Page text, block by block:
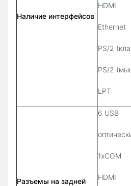
Наличие интерфейсов
HDMI
Ethernet
PS/2
PS/2
LPT
Разъемы на задней
6 USB
1xCOM
HDMI